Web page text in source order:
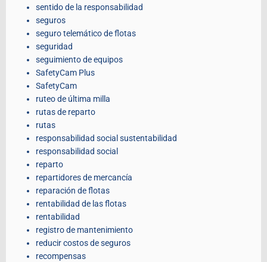
sentido de la responsabilidad
seguros
seguro telemático de flotas
seguridad
seguimiento de equipos
SafetyCam Plus
SafetyCam
ruteo de última milla
rutas de reparto
rutas
responsabilidad social sustentabilidad
responsabilidad social
reparto
repartidores de mercancía
reparación de flotas
rentabilidad de las flotas
rentabilidad
registro de mantenimiento
reducir costos de seguros
recompensas